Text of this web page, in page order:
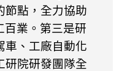
節點，全力協助
百業。第三是研
車、工廠自動化
研院研發團隊全